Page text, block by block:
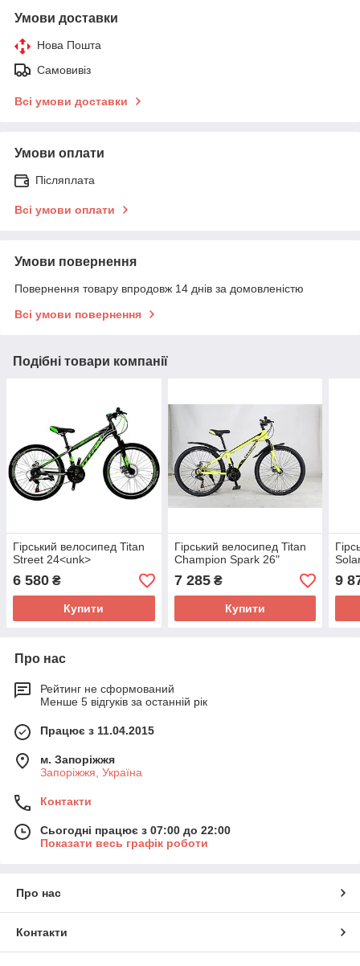
Умови доставки
Нова Пошта
Самовивіз
Всі умови доставки
Умови оплати
Післяплата
Всі умови оплати
Умови повернення
Повернення товару впродовж 14 днів за домовленістю
Всі умови повернення
Подібні товари компанії
Гірський велосипед Titan
Street 24<unk>
6 580 ₴
Купити
Гірський велосипед Titan
Champion Spark 26"
7 285₴
Купити
9
Про нас
Рейтинг не сформований
Менше 5 відгуків за останній рік
Працює з 11.04.2015
м. Запоріжжя
Запоріжжя, Україна
Контакти
Сьогодні працює з 07:00 до 22:00
Показати весь графік роботи
Про нас
Контакти